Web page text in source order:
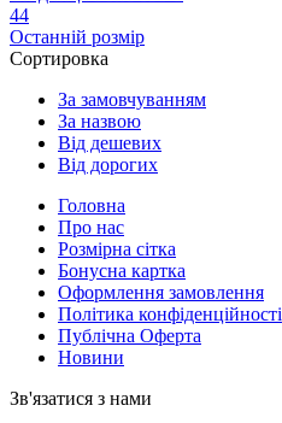
44
Останній розмір
Сортировка
За замовчуванням
За назвою
Від дешевих
Від дорогих
Головна
Про нас
Розмірна сітка
Бонусна картка
Оформлення замовлення
Політика конфіденційності
Публічна Оферта
Новини
Зв'язатися з нами